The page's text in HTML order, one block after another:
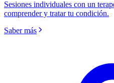
Sesiones individuales con un
comprender y tratar tu condición.
Saber más